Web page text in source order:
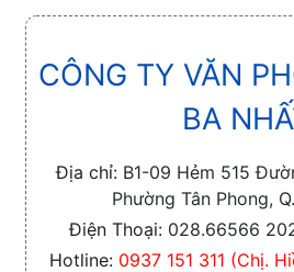
CÔNG TY VĂN
BA
Địa chỉ: B1-09 Hẻm 515
Phường Tân Phong,
Điện Thoại: 028.66566
Hotline: 0937 151 311 (Chị.